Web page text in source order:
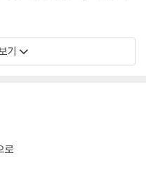
지 만들지 말라” 했다 해서 그
“그건 그렇지만……” 하는 사
‘그대로’가 아니라, 나 나름대로
어쩔 수 없이 각자의 처지, 지적
기
로